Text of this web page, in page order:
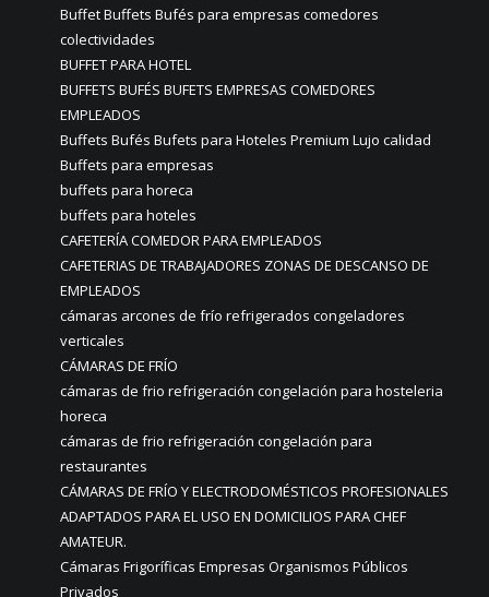
Buffet Buffets Bufés para empresas comedores
colectividades
BUFFET PARA HOTEL
BUFFETS BUFÉS BUFETS EMPRESAS COMEDORES
EMPLEADOS
Buffets Bufés Bufets para Hoteles Premium Lujo calidad
Buffets para empresas
buffets para horeca
buffets para hoteles
CAFETERÍA COMEDOR PARA EMPLEADOS
CAFETERIAS DE TRABAJADORES ZONAS DE DESCANSO DE
EMPLEADOS
cámaras arcones de frío refrigerados congeladores
verticales
CÁMARAS DE FRÍO
cámaras de frio refrigeración congelación para hosteleria
horeca
cámaras de frio refrigeración congelación para
restaurantes
CÁMARAS DE FRÍO Y ELECTRODOMÉSTICOS PROFESIONALES
ADAPTADOS PARA EL USO EN DOMICILIOS PARA CHEF
AMATEUR.
Cámaras Frigoríficas Empresas Organismos Públicos
Privados